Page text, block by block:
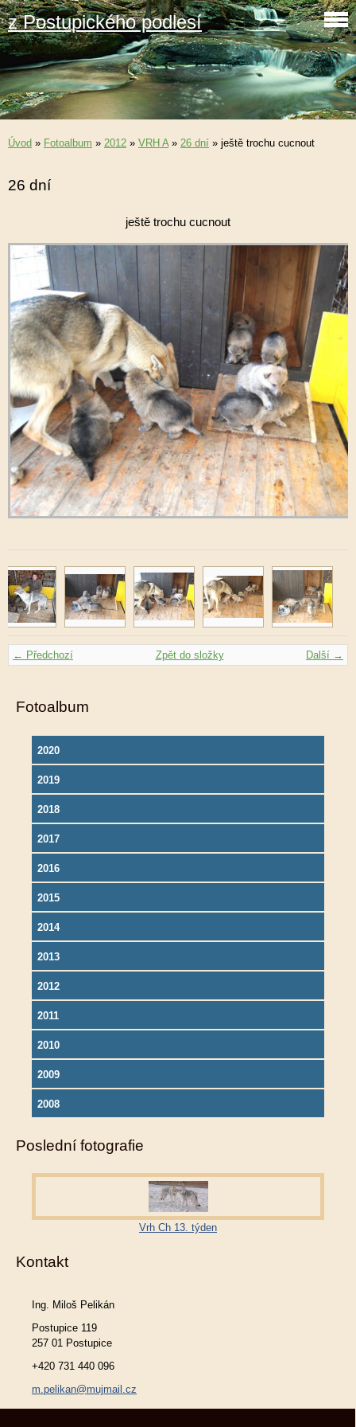
z Postupického podlesí
Úvod » Fotoalbum » 2012 » VRH A» 26 dní » ještě trochu cucnout
26 dní
ještě trochu cucnout
← Předchozí Další →
Zpět do složky
Fotoalbum
2020
2019
2018
2017
2016
2015
2014
2013
2012
2011
2010
2009
2008
Poslední fotografie
Vrh Ch 13. týden
Kontakt
Ing. Miloš Pelikán
Postupice 119
257 01 Postupice
+420 731 440 096
m.pelikan@mujmail.cz